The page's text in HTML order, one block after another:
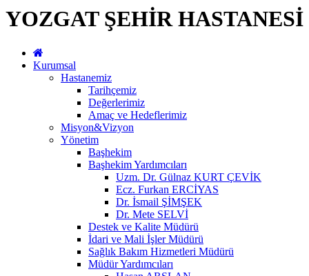
YOZGAT ŞEHİR HASTANESİ
Kurumsal
Hastanemiz
Tarihçemiz
Değerlerimiz
Amaç ve Hedeflerimiz
Misyon&Vizyon
Yönetim
Başhekim
Başhekim Yardımcıları
Uzm. Dr. Gülnaz KURT ÇEVİK
Ecz. Furkan ERCİYAS
Dr. İsmail ŞİMŞEK
Dr. Mete SELVİ
Destek ve Kalite Müdürü
İdari ve Mali İşler Müdürü
Sağlık Bakım Hizmetleri Müdürü
Müdür Yardımcıları